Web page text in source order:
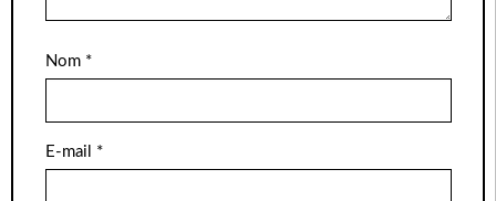
Nom *
E-mail *